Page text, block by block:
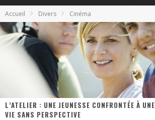
« Mon Village Révolté » - Combattre un Projet !
« Le Béton et le Bambou / Propositions pour Mayotte et le Monde. » - Améliorations !
Star Fox
Accueil Divers Cinéma
L’ATELIER : UNE JEUNESSE CONFRONTÉE À UNE
VIE SANS PERSPECTIVE